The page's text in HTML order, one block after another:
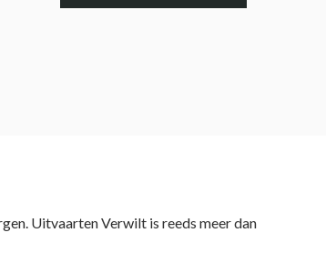
Uitvaarten Verwilt is reeds meer dan